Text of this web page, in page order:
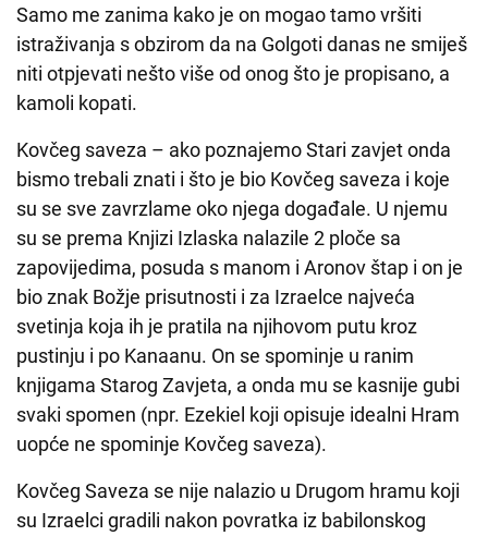
Samo me zanima kako je on mogao tamo vršiti
istraživanja s obzirom da na Golgoti danas ne smiješ
niti otpjevati nešto više od onog što je propisano, a
kamoli kopati.
Kovčeg saveza – ako poznajemo Stari zavjet onda
bismo trebali znati i što je bio Kovčeg saveza i koje
su se sve zavrzlame oko njega događale. U njemu
su se prema Knjizi Izlaska nalazile 2 ploče sa
zapovijedima, posuda s manom i Aronov štap i on je
bio znak Božje prisutnosti i za Izraelce najveća
svetinja koja ih je pratila na njihovom putu kroz
pustinju i po Kanaanu. On se spominje u ranim
knjigama Starog Zavjeta, a onda mu se kasnije gubi
svaki spomen (npr. Ezekiel koji opisuje idealni Hram
uopće ne spominje Kovčeg saveza).
Kovčeg Saveza se nije nalazio u Drugom hramu koji
su Izraelci gradili nakon povratka iz babilonskog